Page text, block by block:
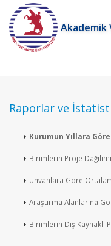
Akademik
Raporlar ve
Kurumun Yıllara Göre
Birimlerin Proje Dağılımı
Ünvanlara Göre
Araştırma Alanlarına
Birimlerin Dış Kaynaklı